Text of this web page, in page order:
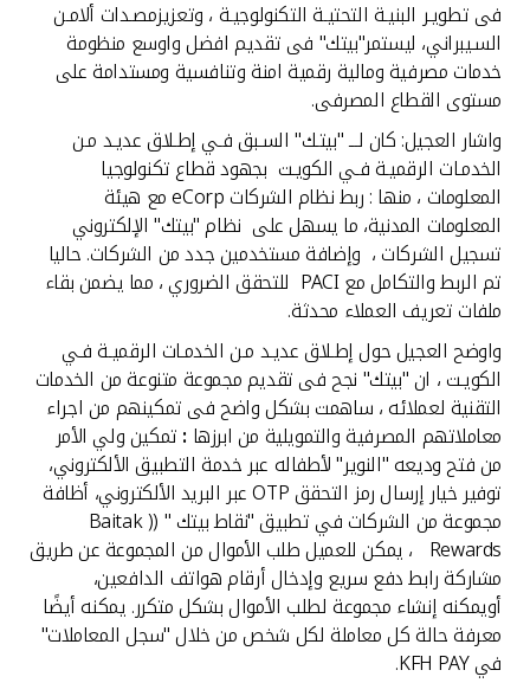
فى تطويـر البنيـة التحتيـة التكنولوجيـة ، وتعزيزمصـدات ألامـن
السـيبراني، ليستمر"بيتك" فى تقديم افضل واوسع منظومة
خدمات مصرفية ومالية رقمية امنة وتنافسية ومستدامة على
مستوى القطاع المصرفى.
واشار العجيل: كان لـــ "بيتـك" السـبق فـي إطـلاق عديـد مـن
الخدمـات الرقميـة فـي الكويـت بجهود قطاع تكنولوجيا
المعلومات ، منها : ربط نظام الشركات eCorp مع هيئة
المعلومات المدنية، ما يسهل على نظام "بيتك" الإلكتروني
تسجيل الشركات ، وإضافة مستخدمين جدد من الشركات. حاليا
تم الربط والتكامل مع PACI للتحقق الضروري ، مما يضمن بقاء
ملفات تعريف العملاء محدثة.
واوضح العجيل حول إطـلاق عديـد مـن الخدمـات الرقميـة فـي
الكويـت ، ان "بيتك" نجح فى تقديم مجموعة متنوعة من الخدمات
التقنية لعملائه ، ساهمت بشكل واضح فى تمكينهم من اجراء
معاملاتهم المصرفية والتمويلية من ابرزها :تمكين ولي الأمر
من فتح وديعه "النوير" لأطفاله عبر خدمة التطبيق الألكتروني،
توفير خيار إرسال رمز التحقق OTP عبر البريد الألكتروني، أظافة
مجموعة من الشركات في تطبيق "نقاط بيتك " (( Baitak
Rewards ، يمكن للعميل طلب الأموال من المجموعة عن طريق
مشاركة رابط دفع سريع وإدخال أرقام هواتف الدافعين،
أويمكنه إنشاء مجموعة لطلب الأموال بشكل متكرر. يمكنه أيضًا
معرفة حالة كل معاملة لكل شخص من خلال "سجل المعاملات"
في KFH PAY.